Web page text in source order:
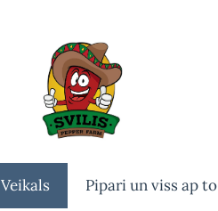
Veikals Pipari un viss ap to